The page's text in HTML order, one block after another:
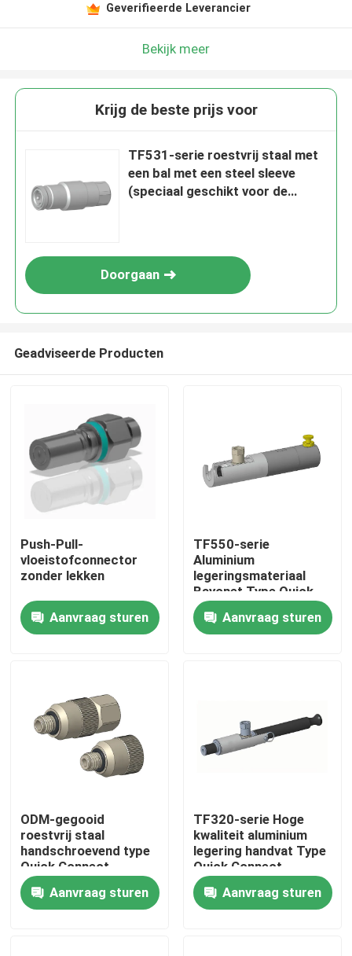
Thuis
Producten
Over Ons
Kwaliteitscontrole
Neem contact met ons op
Gevallen
Torsiedynamometer
Geverifieerde Leverancier
Bekijk meer
Krijg de beste prijs voor
TF531-serie roestvrij staal met
een bal met een steel sleeve
(speciaal geschikt voor de
Doorgaan
Geadviseerde Producten
Push-Pull-
vloeistofconnector
zonder lekken
Aanvraag sturen
TF550-serie
Aluminium
legeringsmateriaal
Bayonet Type Quick
Connect Coupling
Aanvraag sturen
ODM-gegooid
roestvrij staal
handschroevend type
Quick Connect
Coupling TF140
Aanvraag sturen
TF320-serie Hoge
kwaliteit aluminium
legering handvat Type
Quick Connect
koppeling
Aanvraag sturen